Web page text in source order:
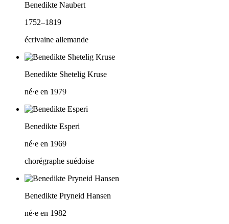
Benedikte Naubert
1752–1819
écrivaine allemande
Benedikte Shetelig Kruse
né·e en 1979
Benedikte Esperi
né·e en 1969
chorégraphe suédoise
Benedikte Pryneid Hansen
né·e en 1982